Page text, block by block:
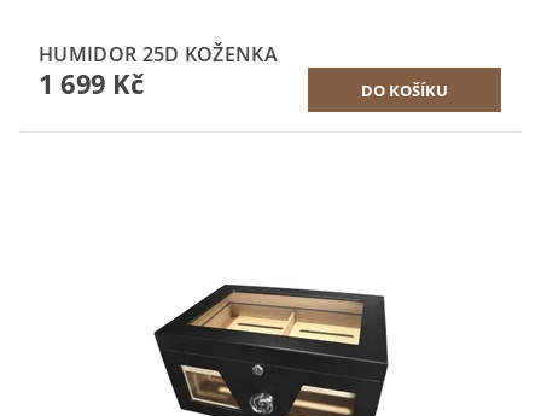
HUMIDOR 25D KOŽENKA
1 699 Kč